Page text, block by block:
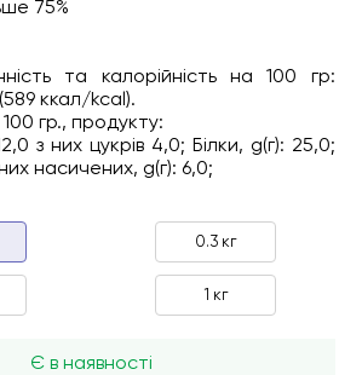
75%
та калорійність на 100 гр:
ккал/kcal).
гр., продукту:
з них цукрів 4,0; Білки, g(г): 25,0;
насичених, g(г): 6,0;
0.3 кг
1 кг
Є в наявності